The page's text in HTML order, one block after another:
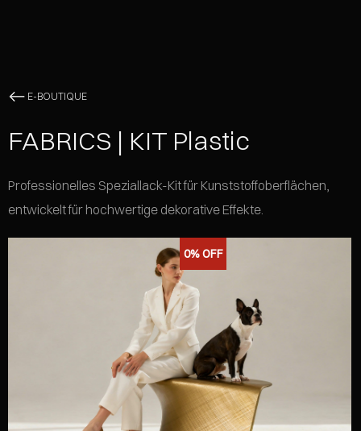
E-BOUTIQUE
0%OFF
FABRICS | KIT Plastic
Professionelles Speziallack-Kit für Kunststoffoberflächen,
entwickelt für hochwertige dekorative Effekte.